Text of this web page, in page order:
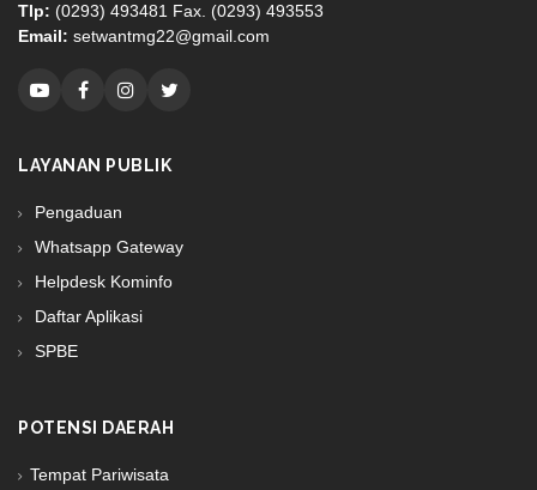
Tlp: (0293) 493481 Fax. (0293) 493553
Email: setwantmg22@gmail.com
LAYANAN PUBLIK
Pengaduan
Whatsapp Gateway
Helpdesk Kominfo
Daftar Aplikasi
SPBE
POTENSI DAERAH
Tempat Pariwisata